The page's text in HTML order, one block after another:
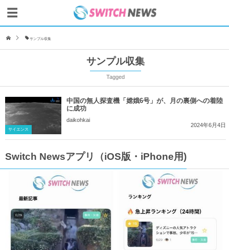
サンプル収集
サンプル収集
Tagged
サイエンス
中国の無人探査機「嫦娥6号」が、月の裏側への着陸
に成功
daikohkai
2024年6月4日
Switch Newsアプリ（iOS版・iPhone用)